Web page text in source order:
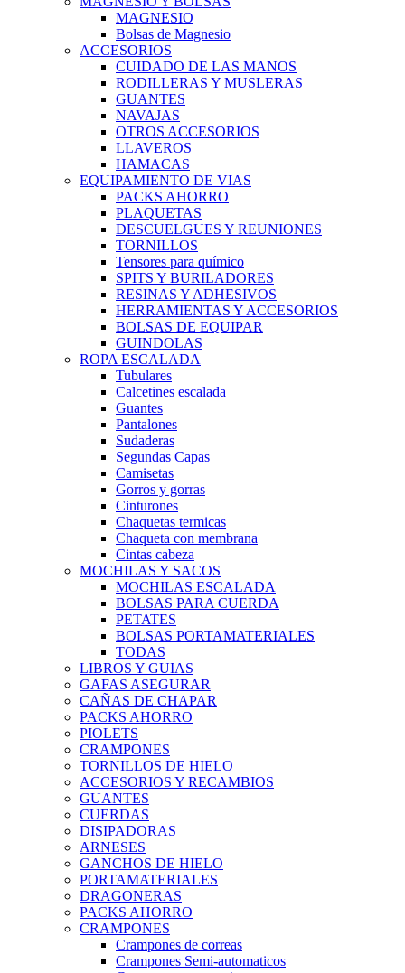
MAGNESIO
Bolsas de Magnesio
ACCESORIOS
CUIDADO DE LAS MANOS
RODILLERAS Y MUSLERAS
GUANTES
NAVAJAS
OTROS ACCESORIOS
LLAVEROS
HAMACAS
EQUIPAMIENTO DE VIAS
PACKS AHORRO
PLAQUETAS
DESCUELGUES Y REUNIONES
TORNILLOS
Tensores para químico
SPITS Y BURILADORES
RESINAS Y ADHESIVOS
HERRAMIENTAS Y ACCESORIOS
BOLSAS DE EQUIPAR
GUINDOLAS
ROPA ESCALADA
Tubulares
Calcetines escalada
Guantes
Pantalones
Sudaderas
Segundas Capas
Camisetas
Gorros y gorras
Cinturones
Chaquetas termicas
Chaqueta con membrana
Cintas cabeza
MOCHILAS Y SACOS
MOCHILAS ESCALADA
BOLSAS PARA CUERDA
PETATES
BOLSAS PORTAMATERIALES
TODAS
LIBROS Y GUIAS
GAFAS ASEGURAR
CAÑAS DE CHAPAR
PACKS AHORRO
PIOLETS
CRAMPONES
TORNILLOS DE HIELO
ACCESORIOS Y RECAMBIOS
GUANTES
CUERDAS
DISIPADORAS
ARNESES
GANCHOS DE HIELO
PORTAMATERIALES
DRAGONERAS
PACKS AHORRO
CRAMPONES
Crampones de correas
Crampones Semi-automaticos